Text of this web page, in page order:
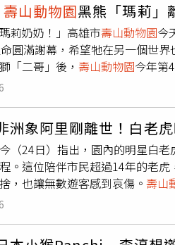
Is Love?〉時，全場ONCE
出，子瑜特別準備兩套服裝，
足。接連帶來〈Fly〉，還與美
束TWICE世界巡演後便立刻投
磯找Ian上課，這次能合作很開
，也更享受舞台，「我成長最多
」的應援聲中，感性表示ONCE
。
壽山動物園黑熊「瑪莉
莉奶奶！」高雄市壽山動物園今
圓滿謝幕，希望牠在另一個世
「二哥」後， 壽山動物園今年第
睡夢中安詳離世，告別了牠自
，不管是慢步在樹葉堆上，還是
特地
心等候步履蹣跚的牠，慢慢陪牠
程圓滿。 壽山動物園指出，「謝
這份溫暖回憶會永遠留在大家
，依序為52歲非洲象「阿里」
園方及遊客深感不捨。
洲象阿里剛離世！白老
今（24日）指出，園內的明星白
。這位陪伴市民超過14年的老
，也讓無數遊客感到哀傷。 壽山
團隊的悉心照護下，以19歲的
育領域貢獻的珍貴意義。」動物
測下，透過多樣化飲食與水分引